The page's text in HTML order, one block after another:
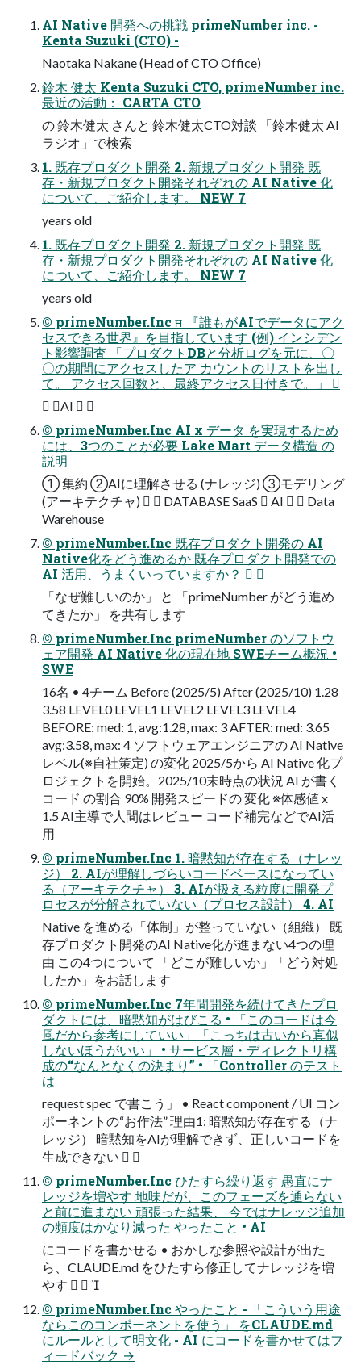
AI Native 開発への挑戦 primeNumber inc. -
Kenta Suzuki (CTO) -
Naotaka Nakane (Head of CTO Office)
鈴木 健太 Kenta Suzuki CTO, primeNumber inc.
最近の活動： CARTA CTO
の 鈴木健太 さんと 鈴木健太CTO対談 「鈴木健太 AI
ラジオ」で検索
1. 既存プロダクト開発 2. 新規プロダクト開発 既
存・新規プロダクト開発それぞれの AI Native 化
について、ご紹介します。 NEW 7
years old
1. 既存プロダクト開発 2. 新規プロダクト開発 既
存・新規プロダクト開発それぞれの AI Native 化
について、ご紹介します。 NEW 7
years old
© primeNumber.Inc  『誰もがAIでデータにアク
セスできる世界』を目指しています (例) インシデン
ト影響調査 「プロダクトDBと分析ログを元に、〇
〇の期間にアクセスしたア カウントのリストを出し
て。 アクセス回数と、最終アクセス日付きで。」 
 AI  
© primeNumber.Inc AI x データ を実現するため
には、3つのことが必要 Lake Mart データ構造 の
説明
① 集約 ②AIに理解させる (ナレッジ) ③モデリング
(アーキテクチャ)   DATABASE SaaS  AI   Data
Warehouse
© primeNumber.Inc 既存プロダクト開発の AI
Native化をどう進めるか 既存プロダクト開発での
AI 活用、うまくいっていますか？  
「なぜ難しいのか」 と 「primeNumber がどう進め
てきたか」 を共有します
© primeNumber.Inc primeNumber のソフトウ
ェア開発 AI Native 化の現在地 SWEチーム概況 •
SWE
16名 • 4チーム Before (2025/5) After (2025/10) 1.28
3.58 LEVEL0 LEVEL1 LEVEL2 LEVEL3 LEVEL4
BEFORE: med: 1, avg:1.28, max: 3 AFTER: med: 3.65
avg:3.58, max: 4 ソフトウェアエンジニアの AI Native
レベル(※自社策定) の変化 2025/5から AI Native 化プ
ロジェクトを開始。2025/10末時点の状況 AI が書く
コード の割合 90% 開発スピードの 変化 ※体感値 x
1.5 AI主導で人間はレビュー コード補完などでAI活
用
© primeNumber.Inc 1. 暗黙知が存在する（ナレッ
ジ） 2. AIが理解しづらいコードベースになってい
る（アーキテクチャ） 3. AIが扱える粒度に開発プ
ロセスが分解されていない（プロセス設計） 4. AI
Native を進める「体制」が整っていない（組織） 既
存プロダクト開発のAI Native化が進まない4つの理
由 この4つについて 「どこが難しいか」「どう対処
したか」をお話します
© primeNumber.Inc 7年間開発を続けてきたプロ
ダクトには、暗黙知がはびこる • 「このコードは今
風だから参考にしていい」「こっちは古いから真似
しないほうがいい」 • サービス層・ディレクトリ構
成の“なんとなくの決まり” • 「Controller のテスト
は
request spec で書こう」 • React component / UI コン
ポーネントの“お作法” 理由1: 暗黙知が存在する（ナ
レッジ） 暗黙知をAIが理解できず、正しいコードを
生成できない  
© primeNumber.Inc ひたすら繰り返す 愚直にナ
レッジを増やす 地味だが、このフェーズを通らない
と前に進まない 頑張った結果、 今ではナレッジ追加
の頻度はかなり減った やったこと • AI
にコードを書かせる • おかしな参照や設計が出た
ら、CLAUDE.md をひたすら修正してナレッジを増
やす   
© primeNumber.Inc やったこと - 「こういう用途
ならこのコンポーネントを使う」 をCLAUDE.md
にルールとして明文化 - AI にコードを書かせてはフ
ィードバック →